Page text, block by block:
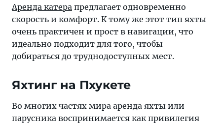
Аренда катера предлагает одновременно
скорость и комфорт. К тому же этот тип яхты
очень практичен и прост в навигации, что
идеально подходит для того, чтобы
добираться до труднодоступных мест.
Яхтинг на Пхукете
Во многих частях мира аренда яхты или
парусника воспринимается как привилегия